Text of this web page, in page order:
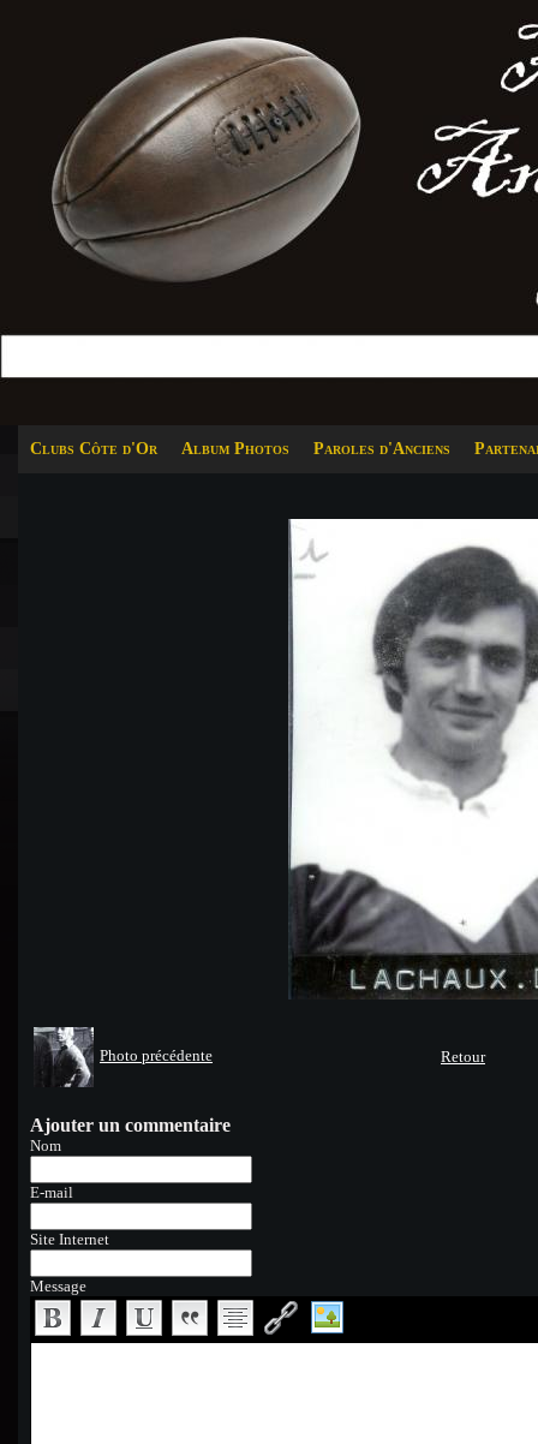
Clubs Côte d'Or Album Photos Paroles d'Anciens
Photo précédente Retour
Ajouter un commentaire
Nom
E-mail
Site Internet
Message